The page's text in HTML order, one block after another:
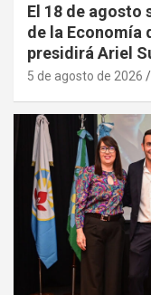
El 18 de agosto
de la Economía
presidirá Ariel
5 de agosto de 2026